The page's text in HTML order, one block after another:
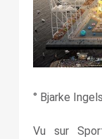
° Bjarke
Vu sur